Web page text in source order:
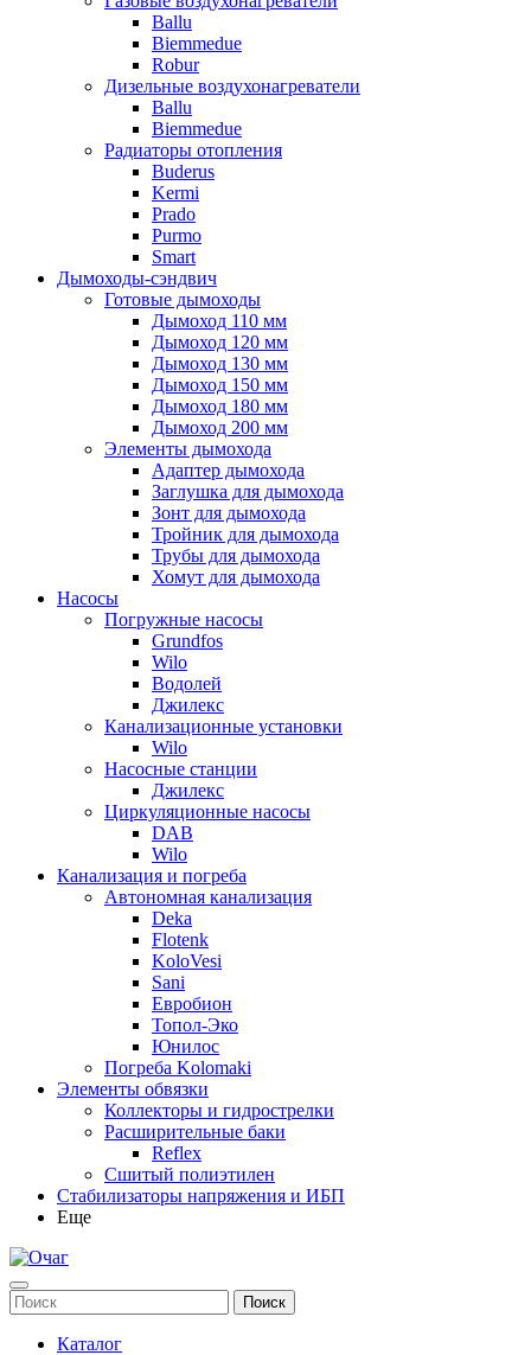
Ballu
Biemmedue
Robur
Дизельные воздухонагреватели
Ballu
Biemmedue
Радиаторы отопления
Buderus
Kermi
Prado
Purmo
Smart
Дымоходы-сэндвич
Готовые дымоходы
Дымоход 110 мм
Дымоход 120 мм
Дымоход 130 мм
Дымоход 150 мм
Дымоход 180 мм
Дымоход 200 мм
Элементы дымохода
Адаптер дымохода
Заглушка для дымохода
Зонт для дымохода
Тройник для дымохода
Трубы для дымохода
Хомут для дымохода
Насосы
Погружные насосы
Grundfos
Wilo
Водолей
Джилекс
Канализационные установки
Wilo
Насосные станции
Джилекс
Циркуляционные насосы
DAB
Wilo
Канализация и погреба
Автономная канализация
Deka
Flotenk
KoloVesi
Sani
Евробион
Топол-Эко
Юнилос
Погреба Kolomaki
Элементы обвязки
Коллекторы и гидрострелки
Расширительные баки
Reflex
Сшитый полиэтилен
Стабилизаторы напряжения и ИБП
Еще
Каталог